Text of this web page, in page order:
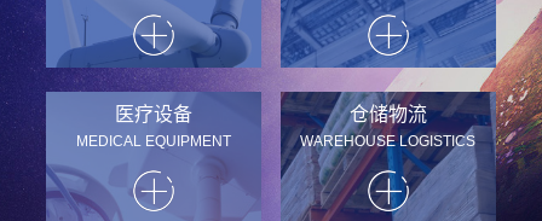
医疗设备
MEDICAL EQUIPMENT
仓储物流
WAREHOUSE LOGISTICS